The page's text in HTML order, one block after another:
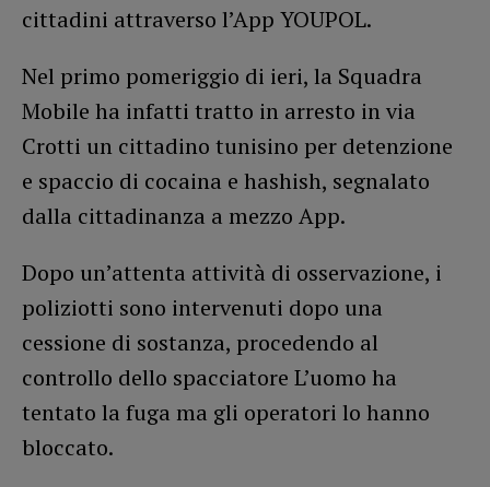
cittadini attraverso l’App YOUPOL.
Nel primo pomeriggio di ieri, la Squadra
Mobile ha infatti tratto in arresto in via
Crotti un cittadino tunisino per detenzione
e spaccio di cocaina e hashish, segnalato
dalla cittadinanza a mezzo App.
Dopo un’attenta attività di osservazione, i
poliziotti sono intervenuti dopo una
cessione di sostanza, procedendo al
controllo dello spacciatore L’uomo ha
tentato la fuga ma gli operatori lo hanno
bloccato.